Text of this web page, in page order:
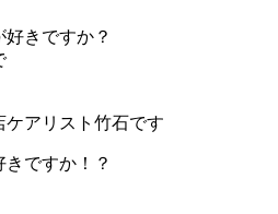
きですか？
ケアリスト竹石です
ですか！？